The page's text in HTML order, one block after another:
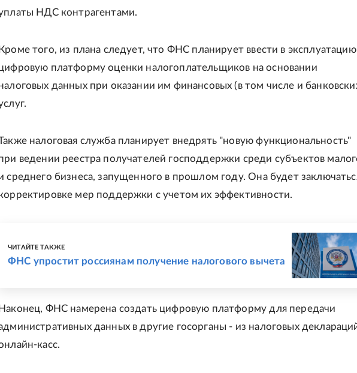
НДС контрагентами.
Кроме того, из плана следует, что ФНС планирует ввести в эксплуатацию
платформу оценки налогоплательщиков на основании
данных при оказании им финансовых (в том числе и
налоговая служба планирует внедрять "новую функциональность"
ведении реестра получателей господдержки среди субъектов
среднего бизнеса, запущенного в прошлом году. Она будет
мер поддержки с учетом их эффективности.
ЧИТАЙТЕ ТАКЖЕ
ФНС упростит россиянам получение налогового вычета
Наконец, ФНС намерена создать цифровую платформу для передачи
данных в другие госорганы - из налоговых
касс.